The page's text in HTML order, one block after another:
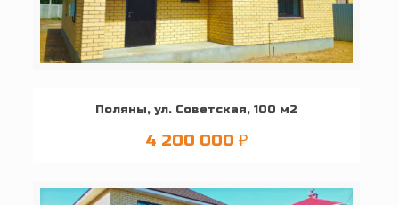
Поляны, ул. Советская, 100 м2
4 200 000 ₽